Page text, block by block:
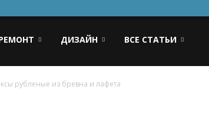
ДИЗАЙН ВСЕ СТАТЬИ
рубленые из бревна и лафета